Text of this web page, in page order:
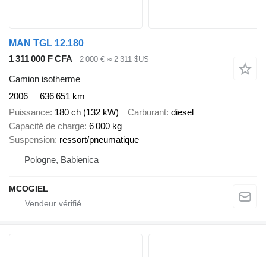
MAN TGL 12.180
1 311 000 F CFA
2 000 € ≈ 2 311 $US
Camion isotherme
2006
636 651 km
Puissance 180 ch (132 kW) Carburant diesel
Capacité de charge 6 000 kg
Suspension ressort/pneumatique
Pologne, Babienica
MCOGIEL